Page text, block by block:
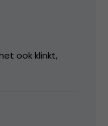
ook klinkt,